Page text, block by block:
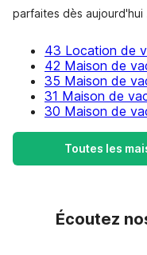
parfaites dès aujourd'hui
43 Location de
42 Maison de
35 Maison de
31 Maison de
30 Maison de
Toutes les
Écoutez